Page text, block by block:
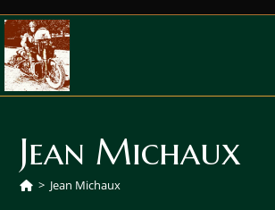
Jean Michaux
> Jean Michaux